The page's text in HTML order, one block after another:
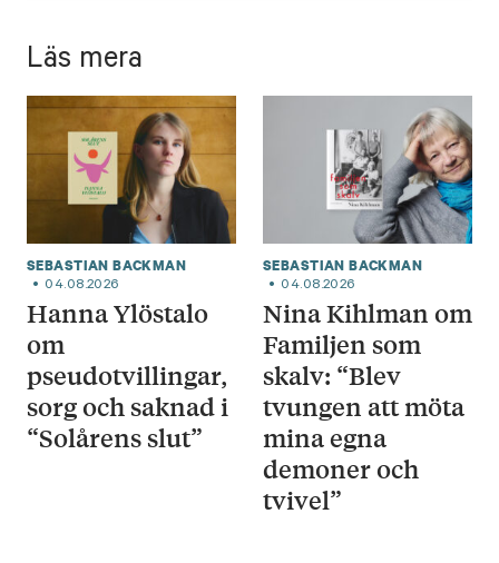
Läs mera
SEBASTIAN BACKMAN
04.08.2026
Hanna Ylöstalo
om
pseudotvillingar,
sorg och saknad i
“Solårens slut”
SEBASTIAN BACKMAN
04.08.2026
Nina Kihlman om
Familjen som
skalv: “Blev
tvungen att möta
mina egna
demoner och
tvivel”